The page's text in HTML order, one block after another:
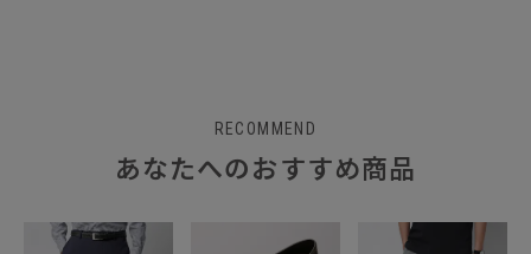
RECOMMEND
あなたへのおすすめ商品